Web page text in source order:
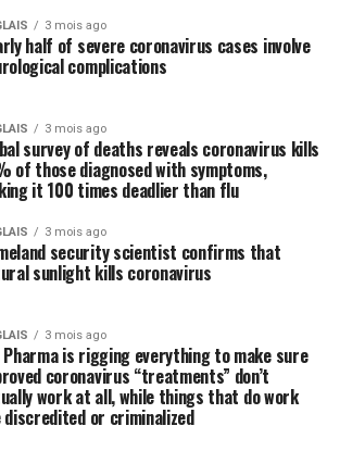
culture potagère en cour avant dans
des municipalités du Québec;
serres ornementales publiques
maximum d’espaces prévus pour
florale municipale en espaces de
3 mois ago
half of severe coronavirus cases involve
complications
3 mois ago
survey of deaths reveals coronavirus kills
of those diagnosed with symptoms,
it 100 times deadlier than flu
3 mois ago
security scientist confirms that
sunlight kills coronavirus
3 mois ago
Pharma is rigging everything to make sure
coronavirus “treatments” don’t
work at all, while things that do work
discredited or criminalized